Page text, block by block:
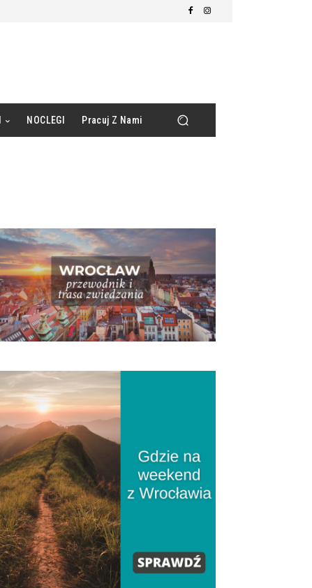
NOCLEGI Pracuj Z Nami